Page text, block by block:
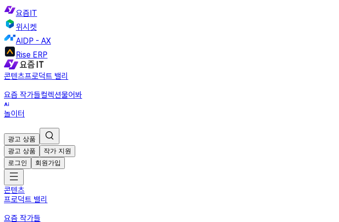
요즘IT
위시켓
AIDP - AX
Rise ERP
콘텐츠프로덕트 밸리
요즘 작가들컬렉션물어봐
놀이터
광고 상품
광고 상품
작가 지원
로그인
회원가입
콘텐츠
프로덕트 밸리
요즘 작가들